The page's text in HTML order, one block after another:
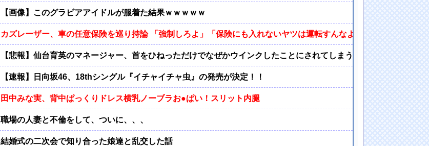
【画像】このグラビアアイドルが服着た結果ｗｗｗｗｗ
カズレーザー、車の任意保険を巡り持論 「強制しろよ」「保険にも入れないヤツは運転すんなよ」「なんで法律を
【悲報】仙台育英のマネージャー、首をひねっただけでなぜかウインクしたことにされてしまう
【速報】日向坂46、18thシングル『イチャイチャ虫』の発売が決定！！
田中みな実、背中ぱっくりドレス横乳ノーブラお●ぱい！スリット内腿
職場の人妻と不倫をして、ついに、、、
結婚式の二次会で知り合った娘達と乱交した話